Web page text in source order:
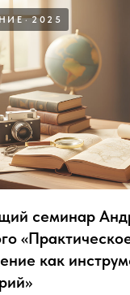
2025
семинар
как